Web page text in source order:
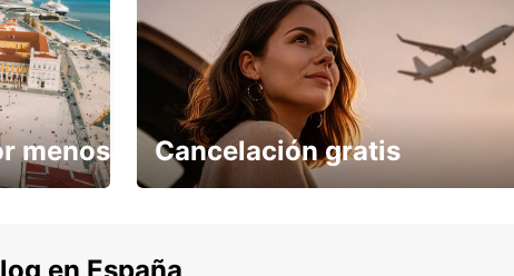
menos Cancelación gratis